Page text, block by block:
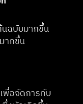
นฉบับมากขึ้น
ากขึ้น
พื่อจัดการกับ